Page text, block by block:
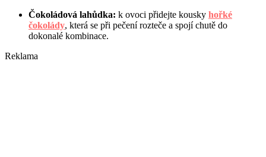
Čokoládová lahůdka: k ovoci přidejte kousky hořké
čokolády, která se při pečení rozteče a spojí chutě do
dokonalé kombinace.
Reklama